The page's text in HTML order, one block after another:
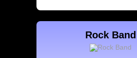
Rock Band